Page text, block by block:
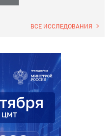
ВСЕ ИССЛЕДОВАНИЯ